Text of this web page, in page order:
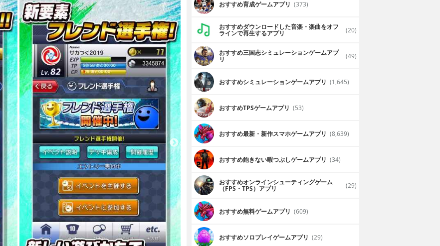
おすすめ育成ゲームアプリ (373)
おすすめダウンロードした音楽・楽曲をオフ
ラインで再生するアプリ (20)
おすすめ三国志シミュレーションゲームアプ
リ (49)
おすすめシミュレーションゲームアプリ (1,645)
おすすめTPSゲームアプリ (53)
おすすめ最新・新作スマホゲームアプリ (8,639)
おすすめ飽きない暇つぶしゲームアプリ (34)
おすすめオンラインシューティングゲーム
（FPS・TPS）アプリ (29)
おすすめ無料ゲームアプリ (609)
おすすめソロプレイゲームアプリ (29)